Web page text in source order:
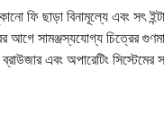
ফি ছাড়া বিনামূল্যে এবং সৎ
আগে সামঞ্জস্যযোগ্য চিত্রের
এবং অপারেটিং সিস্টেমের